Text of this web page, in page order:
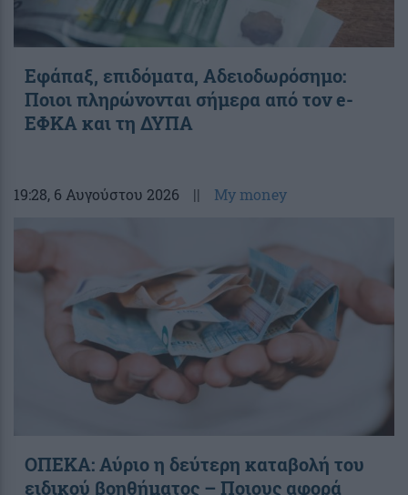
Εφάπαξ, επιδόματα, Αδειοδωρόσημο:
Ποιοι πληρώνονται σήμερα από τον e-
ΕΦΚΑ και τη ΔΥΠΑ
19:28, 6 Αυγούστου 2026 || My money
ΟΠΕΚΑ: Αύριο η δεύτερη καταβολή του
ειδικού βοηθήματος – Ποιους αφορά